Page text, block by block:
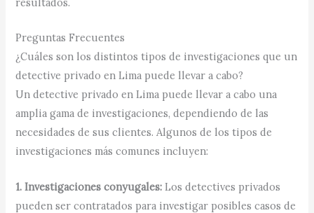
Preguntas Frecuentes
¿Cuáles son los distintos tipos de investigaciones que un
detective privado en Lima puede llevar a cabo?
Un detective privado en Lima puede llevar a cabo una
amplia gama de investigaciones, dependiendo de las
necesidades de sus clientes. Algunos de los tipos de
investigaciones más comunes incluyen:
1. Investigaciones conyugales: Los detectives privados
pueden ser contratados para investigar posibles casos de